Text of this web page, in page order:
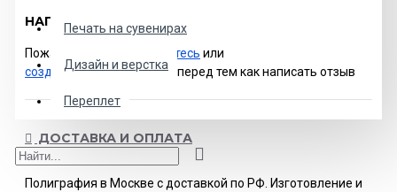
Печать на сувенирах
Дизайн и верстка
Переплет
НАПИСАТЬ ОТЗЫВ
Пожалуйста авторизируйтесь или
создайте учетную запись
перед тем как написать отзыв
ДОСТАВКА И ОПЛАТА
Полиграфия в Москве с доставкой по РФ. Изготовление и